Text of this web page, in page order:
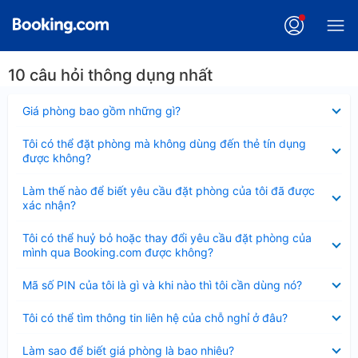
10 câu hỏi thông dụng nhất
Giá phòng bao gồm những gì?
thu
Tôi có thể đặt phòng mà không dùng đến thẻ tín dụng
được không?
thu
gọn
Làm thế nào để biết yêu cầu đặt phòng của tôi đã được
xác nhận?
thu
gọn
Tôi có thể huỷ bỏ hoặc thay đổi yêu cầu đặt phòng của
mình qua Booking.com được không?
thu
gọn
Mã số PIN của tôi là gì và khi nào thì tôi cần dùng nó?
thu
Tôi có thể tìm thông tin liên hệ của chỗ nghỉ ở đâu?
thu
Làm sao để biết giá phòng là bao nhiêu?
thu